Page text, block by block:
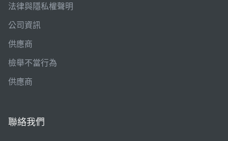
法律與隱私權聲明
公司資訊
供應商
檢舉不當行為
供應商
聯絡我們